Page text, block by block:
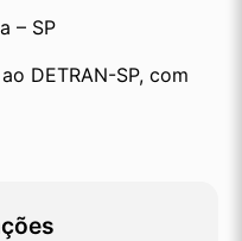
– SP
DETRAN-SP, com